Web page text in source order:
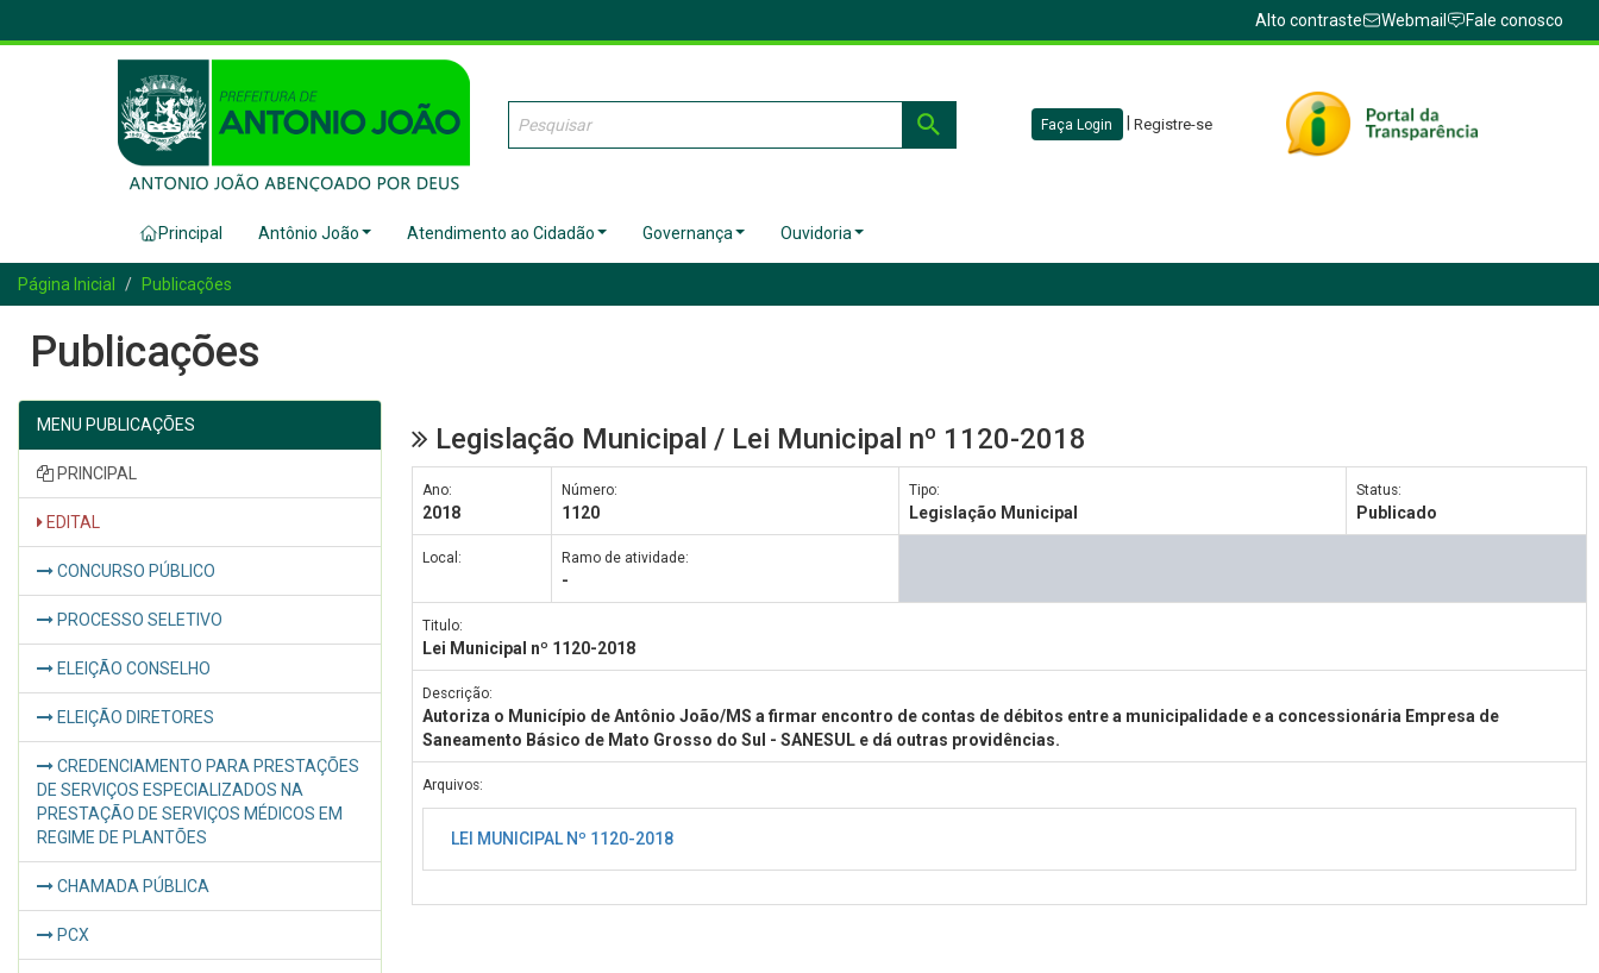
Alto contraste Webmail Fale conosco
Faça Login Registre-se
Principal Antônio João Atendimento ao Cidadão Governança Ouvidoria
Página Inicial Publicações
Publicações
MENU PUBLICAÇÕES
PRINCIPAL
EDITAL
CONCURSO PÚBLICO
PROCESSO SELETIVO
ELEIÇÃO CONSELHO
ELEIÇÃO DIRETORES
CREDENCIAMENTO PARA PRESTAÇÕES
DE SERVIÇOS ESPECIALIZADOS NA
PRESTAÇÃO DE SERVIÇOS MÉDICOS EM
REGIME DE PLANTÕES
CHAMADA PÚBLICA
PCX
Legislação Municipal / Lei Municipal nº 1120-2018
Ano:
2018
Número:
1120
Tipo:
Legislação Municipal
Status:
Publicado
Local: Ramo de atividade:
-
Titulo:
Lei Municipal nº 1120-2018
Descrição:
Autoriza o Município de Antônio João/MS a firmar encontro de contas de débitos entre a municipalidade e a concessionária Empresa de
Saneamento Básico de Mato Grosso do Sul - SANESUL e dá outras providências.
Arquivos:
LEI MUNICIPAL Nº 1120-2018